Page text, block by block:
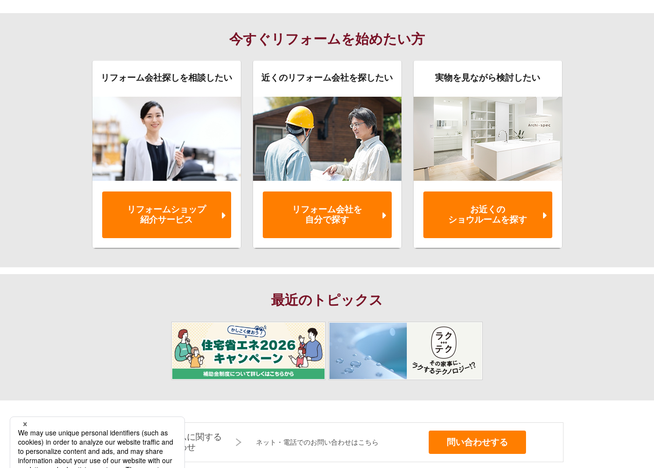
今すぐリフォームを始めたい方
リフォーム会社探しを相談したい
リフォームショップ
紹介サービス
近くのリフォーム会社を探したい
リフォーム会社を
自分で探す
実物を見ながら検討したい
お近くの
ショウルームを探す
最近のトピックス
リフォームに関する
お問い合わせ
ネット・電話でのお問い合わせはこちら 問い合わせする